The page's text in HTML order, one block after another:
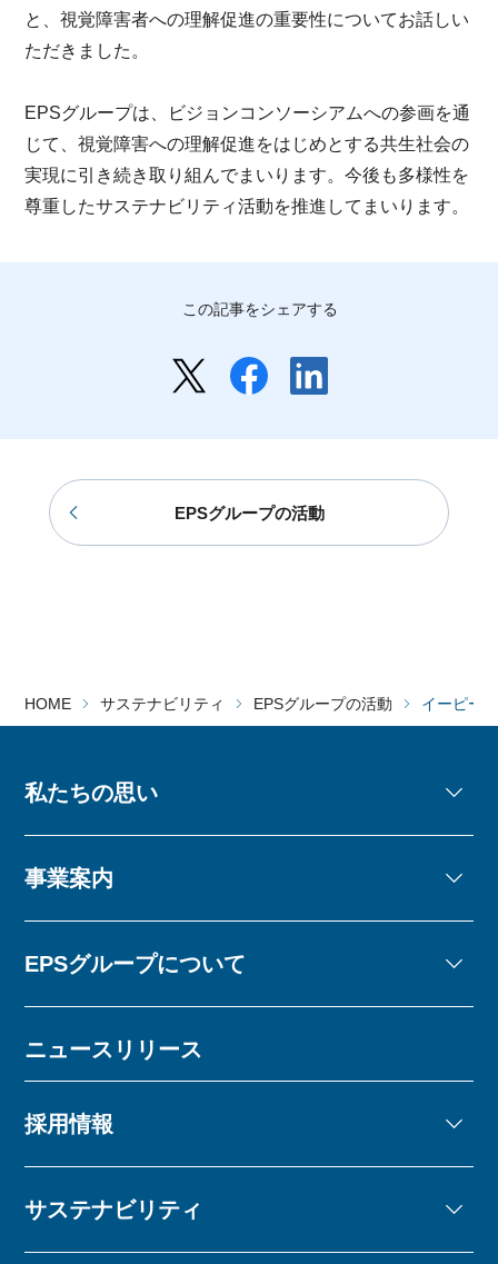
と、視覚障害者への理解促進の重要性についてお話しい
ただきました。
EPSグループは、ビジョンコンソーシアムへの参画を通
じて、視覚障害への理解促進をはじめとする共生社会の
実現に引き続き取り組んでまいります。今後も多様性を
尊重したサステナビリティ活動を推進してまいります。
この記事をシェアする
EPSグループの活動
HOME サステナビリティ EPSグループの活動 イーピー
私たちの思い
事業案内
EPSグループについて
ニュースリリース
採用情報
サステナビリティ